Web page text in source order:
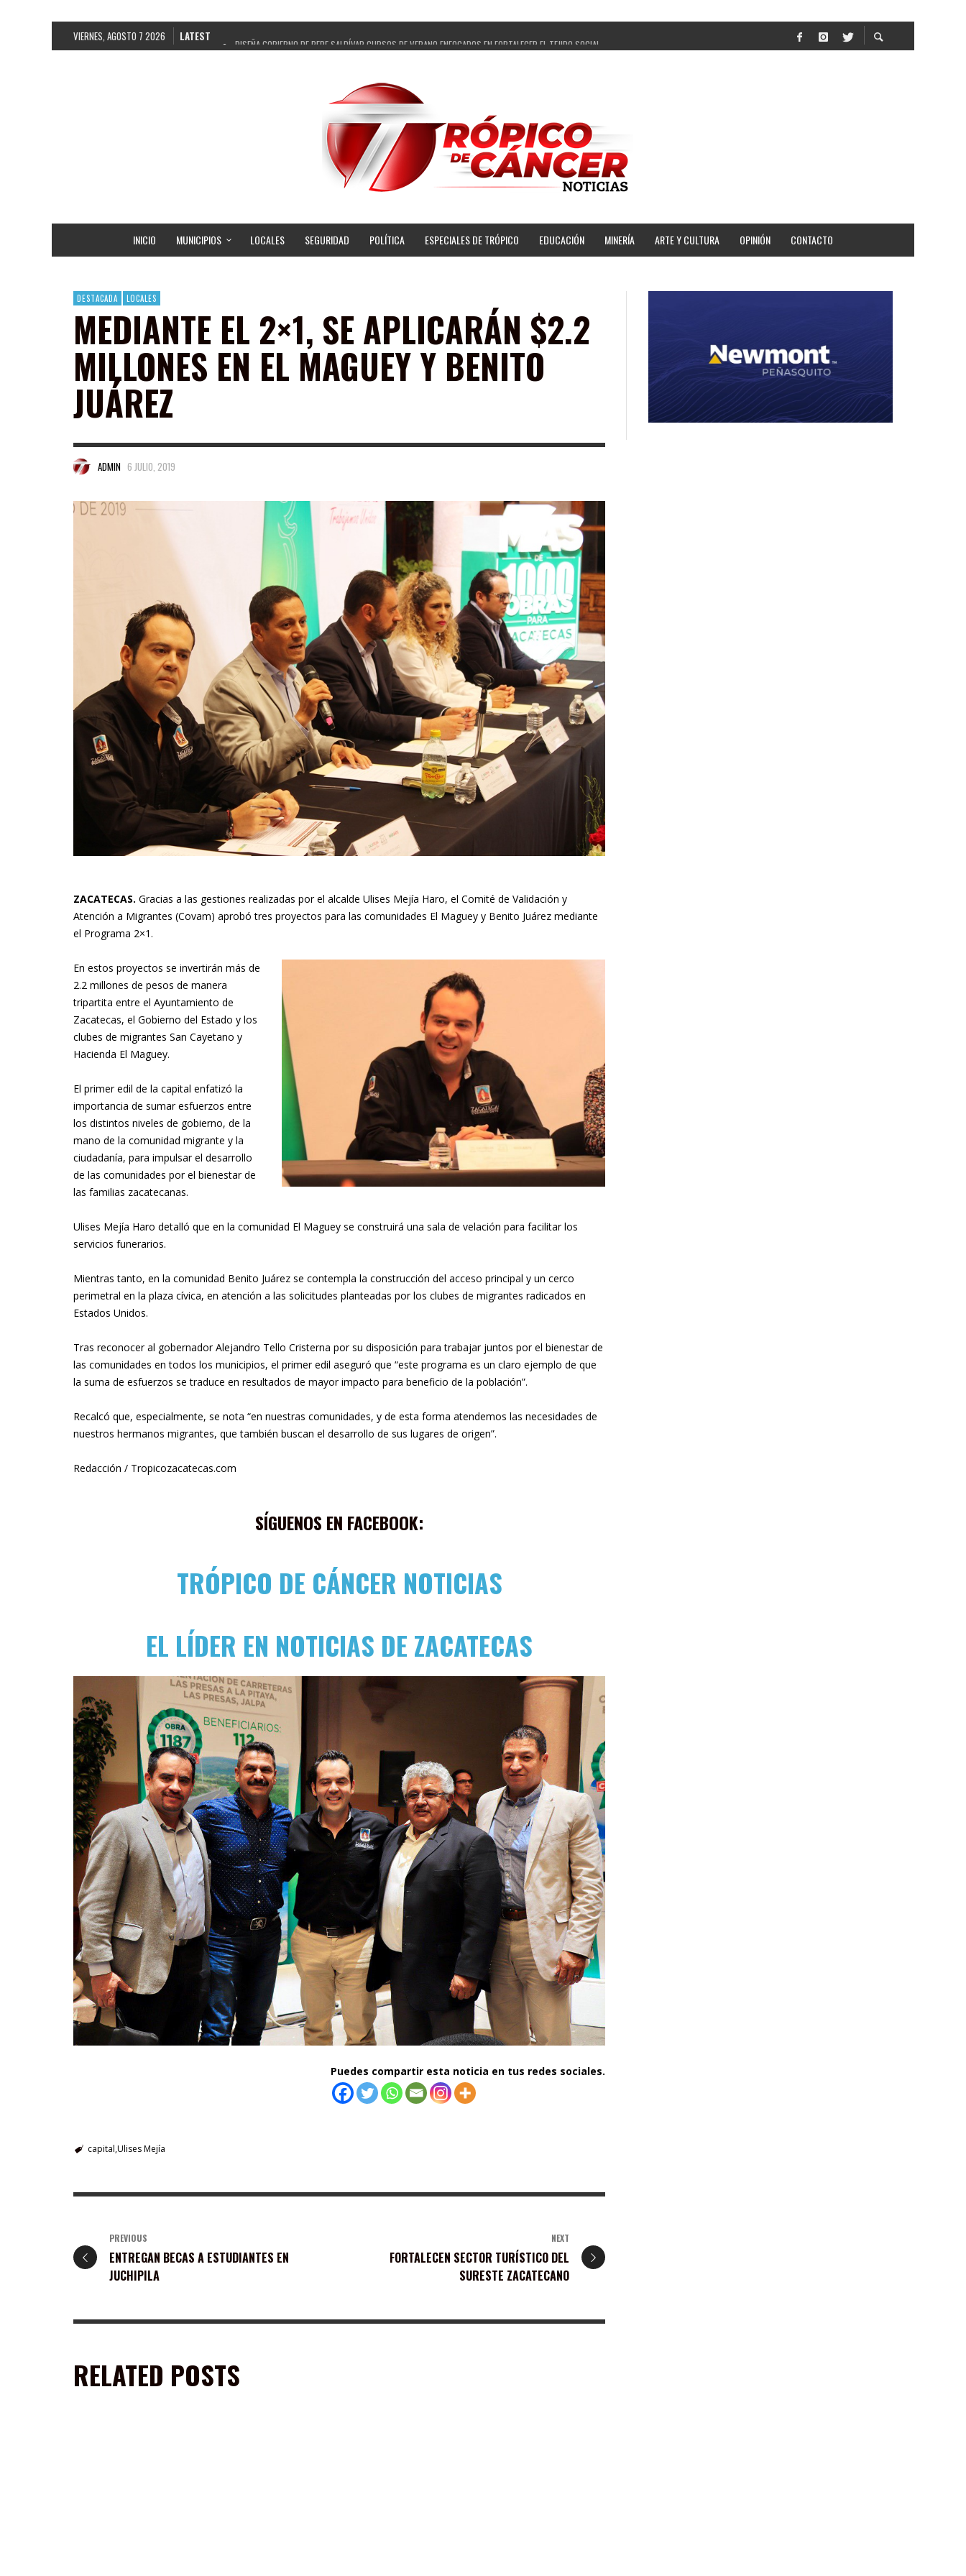
VIERNES, AGOSTO 7 2026 LATEST
DISEÑA GOBIERNO DE PEPE SALDÍVAR CURSOS DE VERANO ENFOCADOS EN FORTALECER EL TEJIDO SOCIAL
FORTALECE GOBIERNO DE PEPE SALDÍVAR LA EDUCACIÓN EN LA ZACATECANA CON COMODATO DE CENTRO DE BIENESTAR
GOBIERNO DE PEPE SALDÍVAR Y GRUPO FEMSA GENERAN MÁS DE 3 MIL EMPLEOS EN GUADALUPE
CUARTA FERIA EXPO AGROPECUARIA TRAJO BENEFICIO DIRECTO A GUADALUPE: PEPE SALDÍVAR
RECONOCE PEPE SALDÍVAR A ARTISTA ZACATECANA VICTORIA HERNÁNDEZ
SON MUJERES GUADALUPENSES PRINCIPALES BENEFICIADAS DEL PROGRAMA VIVIENDAS PARA EL BIENESTAR
INICIO MUNICIPIOS LOCALES SEGURIDAD POLÍTICA ESPECIALES DE TRÓPICO EDUCACIÓN MINERÍA ARTE Y CULTURA OPINIÓN CONTACTO
DESTACADA LOCALES
MEDIANTE EL 2×1, SE APLICARÁN $2.2
MILLONES EN EL MAGUEY Y BENITO
JUÁREZ
ADMIN 6 JULIO, 2019
ZACATECAS. Gracias a las gestiones realizadas por el alcalde Ulises Mejía Haro, el Comité de Validación y
Atención a Migrantes (Covam) aprobó tres proyectos para las comunidades El Maguey y Benito Juárez mediante
el Programa 2×1.
En estos proyectos se invertirán más de
2.2 millones de pesos de manera
tripartita entre el Ayuntamiento de
Zacatecas, el Gobierno del Estado y los
clubes de migrantes San Cayetano y
Hacienda El Maguey.
El primer edil de la capital enfatizó la
importancia de sumar esfuerzos entre
los distintos niveles de gobierno, de la
mano de la comunidad migrante y la
ciudadanía, para impulsar el desarrollo
de las comunidades por el bienestar de
las familias zacatecanas.
Ulises Mejía Haro detalló que en la comunidad El Maguey se construirá una sala de velación para facilitar los
servicios funerarios.
Mientras tanto, en la comunidad Benito Juárez se contempla la construcción del acceso principal y un cerco
perimetral en la plaza cívica, en atención a las solicitudes planteadas por los clubes de migrantes radicados en
Estados Unidos.
Tras reconocer al gobernador Alejandro Tello Cristerna por su disposición para trabajar juntos por el bienestar de
las comunidades en todos los municipios, el primer edil aseguró que “este programa es un claro ejemplo de que
la suma de esfuerzos se traduce en resultados de mayor impacto para beneficio de la población”.
Recalcó que, especialmente, se nota “en nuestras comunidades, y de esta forma atendemos las necesidades de
nuestros hermanos migrantes, que también buscan el desarrollo de sus lugares de origen”.
Redacción / Tropicozacatecas.com
SÍGUENOS EN FACEBOOK:
TRÓPICO DE CÁNCER NOTICIAS
EL LÍDER EN NOTICIAS DE ZACATECAS
Puedes compartir esta noticia en tus redes sociales.
capital Ulises Mejía
PREVIOUS
ENTREGAN BECAS A ESTUDIANTES EN
JUCHIPILA
NEXT
FORTALECEN SECTOR TURÍSTICO DEL
SURESTE ZACATECANO
RELATED POSTS